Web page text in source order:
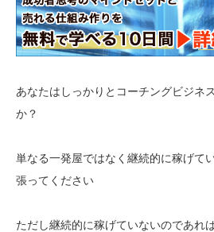
あなたはしっかりとコーチングビジネ
か？
単なる一発屋ではなく継続的に稼げて
張ってください
ただし継続的に稼げていないのであれ